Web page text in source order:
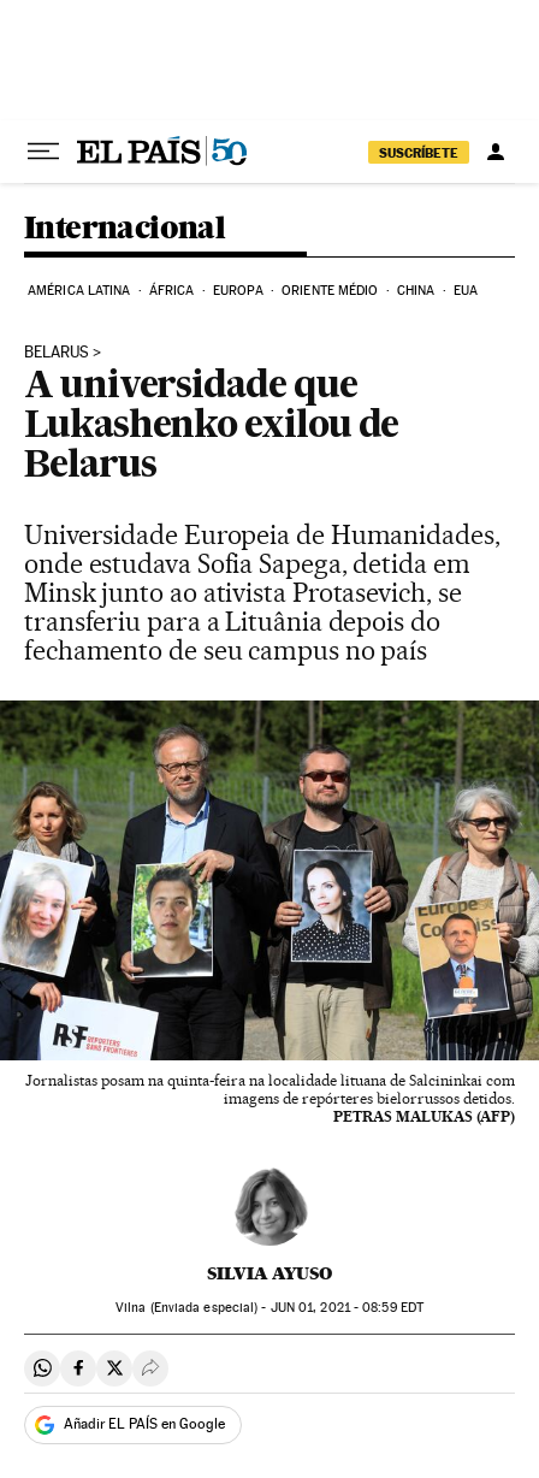
SUSCRÍBETE
Internacional
AMÉRICA LATINA ÁFRICA EUROPA ORIENTE MÉDIO CHINA EUA
BELARUS
A universidade que
Lukashenko exilou de
Belarus
Universidade Europeia de Humanidades,
onde estudava Sofia Sapega, detida em
Minsk junto ao ativista Protasevich, se
transferiu para a Lituânia depois do
fechamento de seu campus no país
Jornalistas posam na quinta-feira na localidade lituana de Salcininkai com
imagens de repórteres bielorrussos detidos.
PETRAS MALUKAS (AFP)
SILVIA AYUSO
Vilna (Enviada especial) - JUN01, 2021 - 08:59EDT
Compartir en Whatsapp
Compartir en Facebook
Compartir en Twitter
Desplegar Redes Sociales
Añadir EL PAÍS en Google